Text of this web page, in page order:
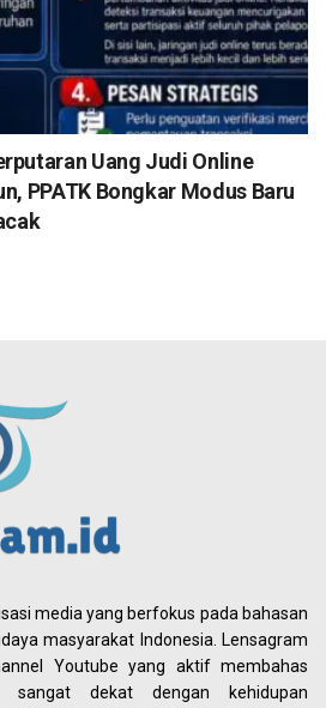
Uang Judi Online
PPATK Bongkar Modus Baru
media yang berfokus pada bahasan
masyarakat Indonesia. Lensagram
Youtube yang aktif membahas
sangat dekat dengan kehidupan